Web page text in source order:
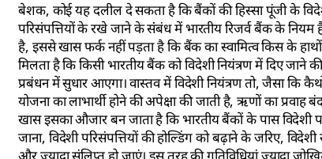
बेशक, कोई यह दलील दे सकता है कि बैंकों की हिस्सा पूंजी के विदेशी
परिसंपत्तियों के रखे जाने के संंबंध में भारतीय रिजर्व बैंक के
है, इससे खास फर्क नहीं पड़ता है कि बैंक का स्वामित्व किस के
मिलता है कि किसी भारतीय बैंक को विदेशी नियंत्रण में दिए
प्रबंधन में सुधार आएगा। वास्तव में विदेशी नियंत्रण तो, जैसा कि
योजना का लाभार्थी होने की अपेक्षा की जाती है, ऋणों का
खास इसका औजार बन जाता है कि भारतीय बैंकों के पास विदेशी
जाना, विदेशी परिसंपत्तियों की होल्डिंग को बढ़ाने के जरिए,